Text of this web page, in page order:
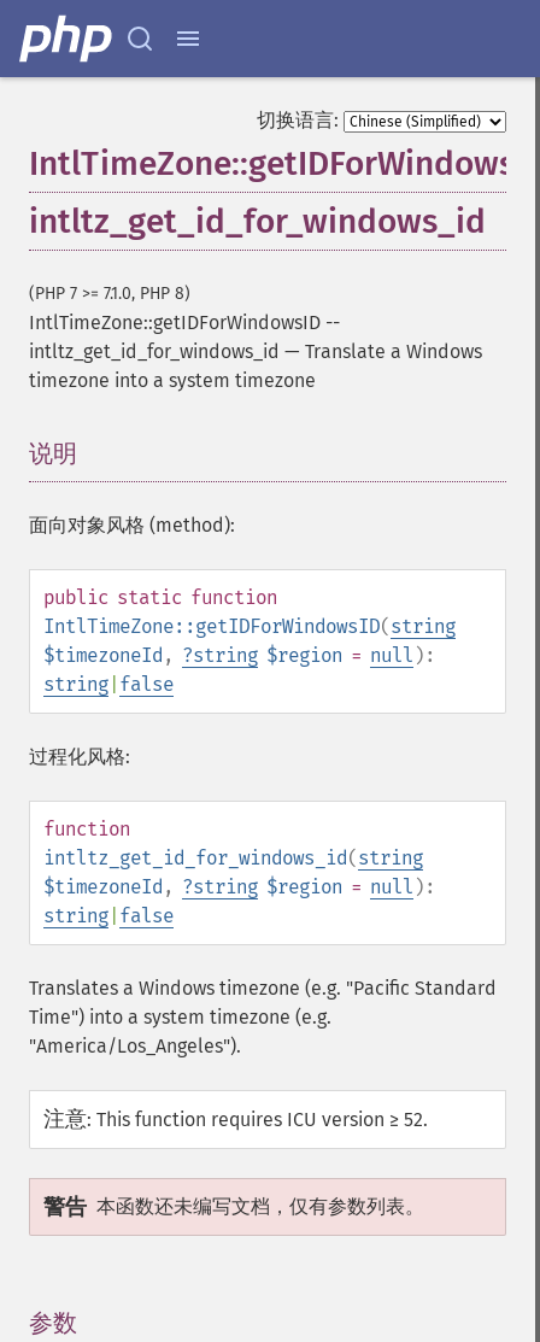
切换语言:
intltz_get_id_for_windows_id
(PHP 7 >= 7.1.0, PHP 8)
IntlTimeZone::getIDForWindowsID --
intltz_get_id_for_windows_id — Translate a Windows
timezone into a system timezone
说明
面向对象风格 (method):
public static function
IntlTimeZone::getIDForWindowsID(string
$timezoneId , ?string $region = null ):
string false
过程化风格:
function
intltz_get_id_for_windows_id(string
$timezoneId , ?string $region = null ):
string false
Translates a Windows timezone (e.g. "Pacific Standard
Time") into a system timezone (e.g.
"America/Los_Angeles").
注意: This function requires ICU version ≥ 52.
警告 本函数还未编写文档，仅有参数列表。
参数